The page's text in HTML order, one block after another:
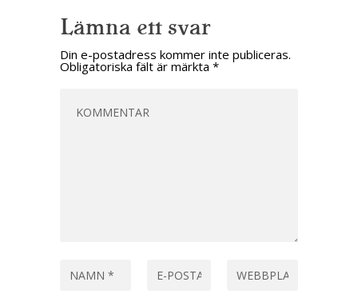
Lämna ett svar
Din e-postadress kommer inte publiceras.
Obligatoriska fält är märkta *